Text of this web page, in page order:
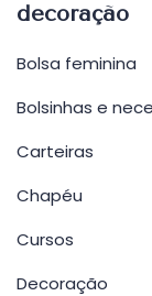
decoração
Bolsa feminina
Bolsinhas e
Carteiras
Chapéu
Cursos
Decoração